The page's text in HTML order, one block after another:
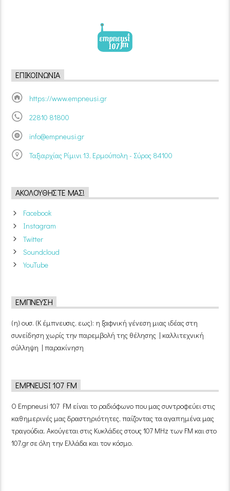
ΕΠΙΚΟΙΝΩΝΊΑ
https://www.empneusi.gr
22810 81800
info@empneusi.gr
Ταξιαρχίας Ρίμινι 13, Ερμούπολη - Σύρος 84100
ΑΚΟΛΟΥΘΉΣΤΕ ΜΑΣ!
Facebook
Instagram
Twitter
Soundcloud
YouTube
ΈΜΠΝΕΥΣΗ
(η) ουσ. (Κ έμπνευσις, εως): η ξαφνική γένεση μιας ιδέας στη
συνείδηση χωρίς την παρεμβολή της θέλησης | καλλιτεχνική
σύλληψη | παρακίνηση
EMPNEUSI 107 FM
Ο Empneusi 107 FM είναι το ραδιόφωνο που μας συντροφεύει στις
καθημερινές μας δραστηριότητες, παίζοντας τα αγαπημένα μας
τραγούδια. Ακούγεται στις Κυκλάδες στους 107 MHz των FM και στο
107.gr σε όλη την Ελλάδα και τον κόσμο.